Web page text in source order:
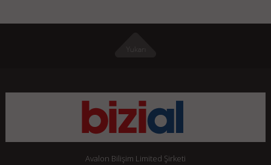
Avalon Bilişim Limited Şirketi